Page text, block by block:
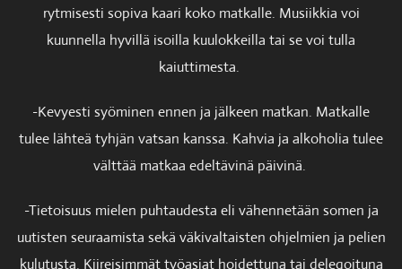
rytmisesti sopiva kaari koko matkalle. Musiikkia voi
kuunnella hyvillä isoilla kuulokkeilla tai se voi tulla
kaiuttimesta.
-Kevyesti syöminen ennen ja jälkeen matkan. Matkalle
tulee lähteä tyhjän vatsan kanssa. Kahvia ja alkoholia tulee
välttää matkaa edeltävinä päivinä.
-Tietoisuus mielen puhtaudesta eli vähennetään somen ja
uutisten seuraamista sekä väkivaltaisten ohjelmien ja pelien
kulutusta. Kiireisimmät työasiat hoidettuna tai delegoituna